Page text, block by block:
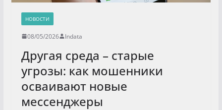
НОВОСТИ
08/05/2026 Indata
Другая среда – старые
угрозы: как мошенники
осваивают новые
мессенджеры